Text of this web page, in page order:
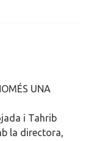
UNA
i Tahrib
la directora,